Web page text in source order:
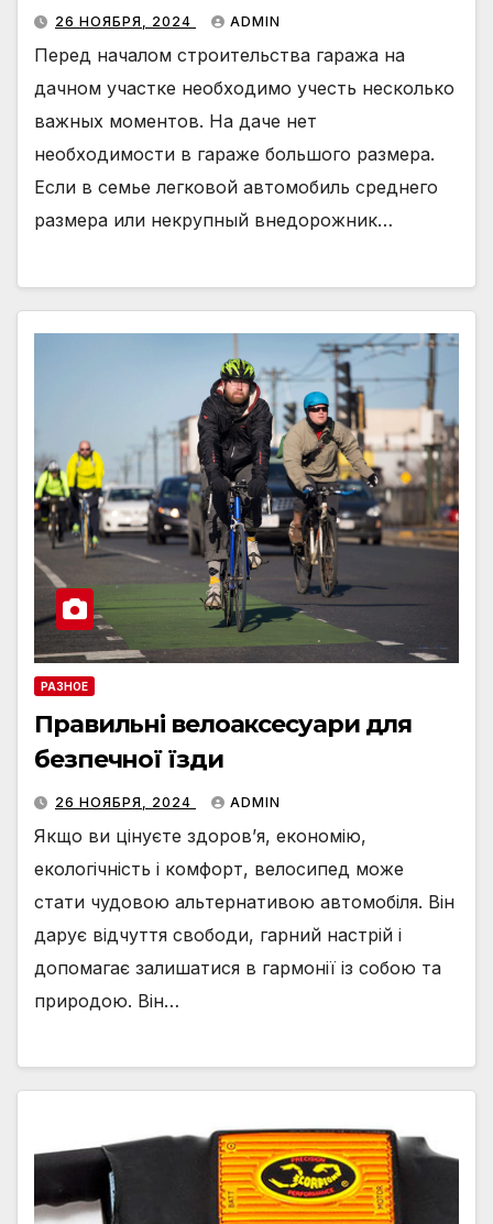
26 НОЯБРЯ, 2024 ADMIN
Перед началом строительства гаража на
дачном участке необходимо учесть несколько
важных моментов. На даче нет
необходимости в гараже большого размера.
Если в семье легковой автомобиль среднего
размера или некрупный внедорожник…
РАЗНОЕ
Правильні велоаксесуари для
безпечної їзди
26 НОЯБРЯ, 2024 ADMIN
Якщо ви цінуєте здоров’я, економію,
екологічність і комфорт, велосипед може
стати чудовою альтернативою автомобіля. Він
дарує відчуття свободи, гарний настрій і
допомагає залишатися в гармонії із собою та
природою. Він…